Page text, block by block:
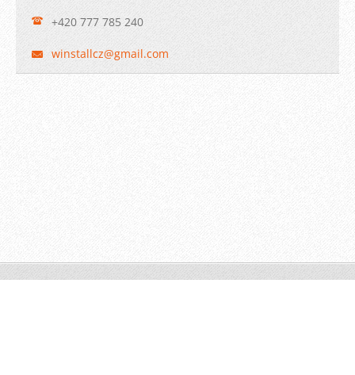
+420 777 785 240
winstallcz@gmail.com